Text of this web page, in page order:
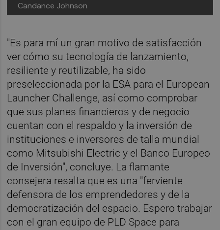
Candance Johnson
"Es para mí un gran motivo de satisfacción
ver cómo su tecnología de lanzamiento,
resiliente y reutilizable, ha sido
preseleccionada por la ESA para el European
Launcher Challenge, así como comprobar
que sus planes financieros y de negocio
cuentan con el respaldo y la inversión de
instituciones e inversores de talla mundial
como Mitsubishi Electric y el Banco Europeo
de Inversión", concluye. La flamante
consejera resalta que es una "ferviente
defensora de los emprendedores y de la
democratización del espacio. Espero trabajar
con el gran equipo de PLD Space para